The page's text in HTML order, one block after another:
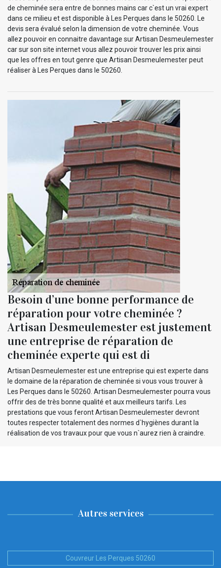
de cheminée sera entre de bonnes mains car c`est un vrai expert
dans ce milieu et est disponible à Les Perques dans le 50260. Le
devis sera évalué selon la dimension de votre cheminée. Vous
allez pouvoir en connaitre davantage sur Artisan Desmeulemester
car sur son site internet vous allez pouvoir trouver les prix ainsi
que les offres en tout genre que Artisan Desmeulemester peut
réaliser à Les Perques dans le 50260.
Besoin d’une bonne performance de
réparation pour votre cheminée ?
Artisan Desmeulemester est justement
une entreprise de réparation de
cheminée experte qui est di
Artisan Desmeulemester est une entreprise qui est experte dans
le domaine de la réparation de cheminée si vous vous trouver à
Les Perques dans le 50260. Artisan Desmeulemester pourra vous
offrir des de très bonne qualité et aux meilleurs tarifs. Les
prestations que vous feront Artisan Desmeulemester devront
toutes respecter totalement des normes d`hygiènes durant la
réalisation de vos travaux pour que vous n`aurez rien à craindre.
Autres services
Couvreur Les Perques 50260